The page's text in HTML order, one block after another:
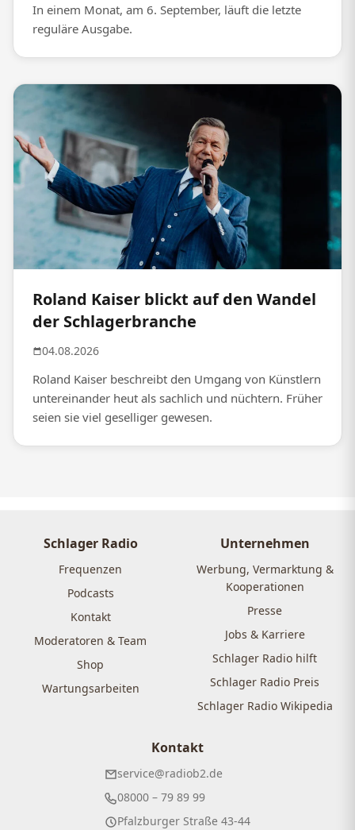
In einem Monat, am 6. September, läuft die letzte
reguläre Ausgabe.
Roland Kaiser blickt auf den Wandel
der Schlagerbranche
04.08.2026
Roland Kaiser beschreibt den Umgang von Künstlern
untereinander heut als sachlich und nüchtern. Früher
seien sie viel geselliger gewesen.
Schlager Radio
Frequenzen
Podcasts
Kontakt
Moderatoren & Team
Shop
Wartungsarbeiten
Unternehmen
Werbung, Vermarktung &
Kooperationen
Presse
Jobs & Karriere
Schlager Radio hilft
Schlager Radio Preis
Schlager Radio Wikipedia
Kontakt
service@radiob2.de
08000 – 79 89 99
Pfalzburger Straße 43-44